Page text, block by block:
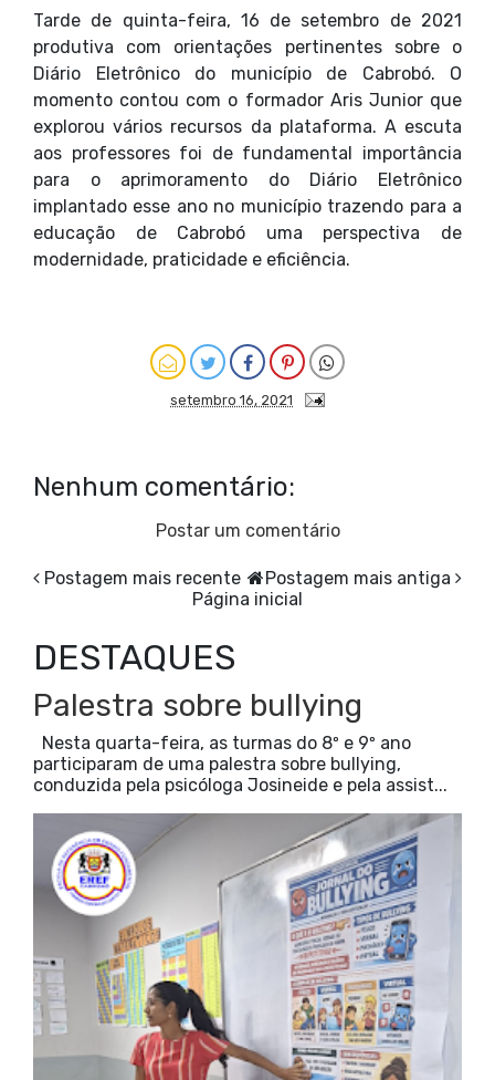
Tarde de quinta-feira, 16 de setembro de 2021
produtiva com orientações pertinentes sobre o
Diário Eletrônico do município de Cabrobó. O
momento contou com o formador Aris Junior que
explorou vários recursos da plataforma. A escuta
aos professores foi de fundamental importância
para o aprimoramento do Diário Eletrônico
implantado esse ano no município trazendo para a
educação de Cabrobó uma perspectiva de
modernidade, praticidade e eficiência.
setembro 16, 2021
Nenhum comentário:
Postar um comentário
Postagem mais recente
Postagem mais antiga
Página inicial
DESTAQUES
Palestra sobre bullying
Nesta quarta-feira, as turmas do 8º e 9º ano
participaram de uma palestra sobre bullying,
conduzida pela psicóloga Josineide e pela assist...